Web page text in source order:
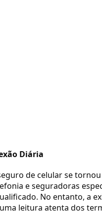
Diária
de celular se
e seguradoras
No entanto, a
leitura atenta dos